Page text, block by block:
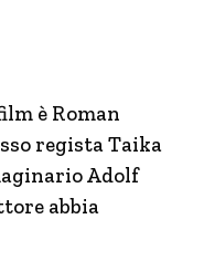
è Roman
regista Taika
Adolf
abbia